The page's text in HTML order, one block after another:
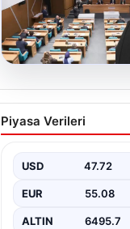
Üsküdar
başkanvekili
Piyasa Verileri
USD 47.72
EUR 55.08
ALTIN 6495.7